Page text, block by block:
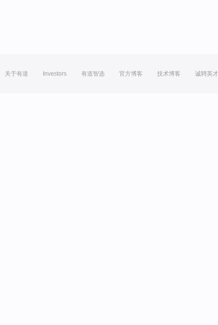
关于有道 Investors 有道智选 官方博客 技术博客 诚聘英才